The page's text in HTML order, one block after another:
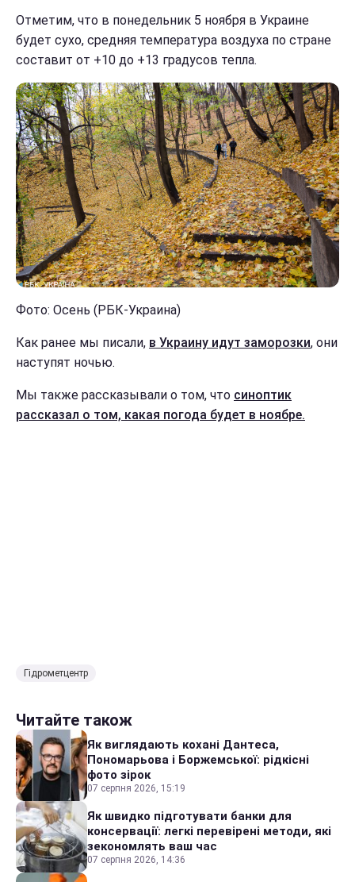
Отметим, что в понедельник 5 ноября в Украине
будет сухо, средняя температура воздуха по стране
составит от +10 до +13 градусов тепла.
Фото: Осень (РБК-Украина)
Как ранее мы писали, в Украину идут заморозки, они
наступят ночью.
Мы также рассказывали о том, что синоптик
рассказал о том, какая погода будет в ноябре.
Гідрометцентр
Читайте також
Як виглядають кохані Дантеса,
Пономарьова і Боржемської: рідкісні
фото зірок
07 серпня 2026, 15:19
Як швидко підготувати банки для
консервації: легкі перевірені методи, які
зекономлять ваш час
07 серпня 2026, 14:36